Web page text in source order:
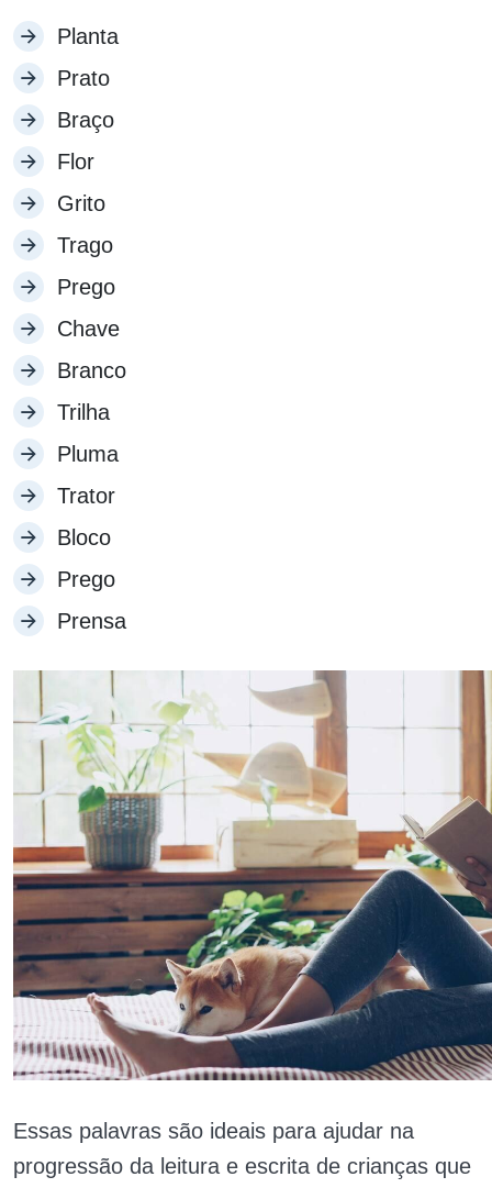
Planta
Prato
Braço
Flor
Grito
Trago
Prego
Chave
Branco
Trilha
Pluma
Trator
Bloco
Prego
Prensa
Essas palavras são ideais para ajudar na
progressão da leitura e escrita de crianças que